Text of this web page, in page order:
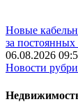
Новые
за постоянных
06.08.2026
Новости